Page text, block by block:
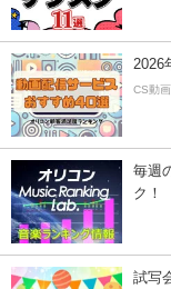
2026
CS動
毎週
ク！
試写